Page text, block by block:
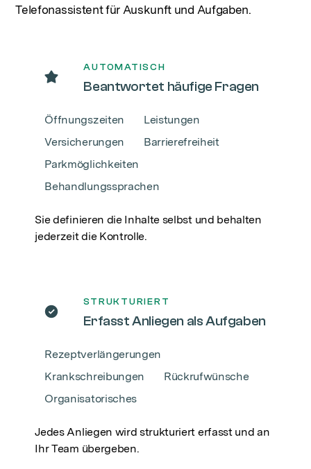
Telefonassistent für Auskunft und Aufgaben.
AUTOMATISCH
Beantwortet häufige Fragen
Öffnungszeiten
Leistungen
Versicherungen
Barrierefreiheit
Parkmöglichkeiten
Behandlungssprachen
Sie definieren die Inhalte selbst und behalten
jederzeit die Kontrolle.
STRUKTURIERT
Erfasst Anliegen als Aufgaben
Rezeptverlängerungen
Krankschreibungen
Rückrufwünsche
Organisatorisches
Jedes Anliegen wird strukturiert erfasst und an
Ihr Team übergeben.